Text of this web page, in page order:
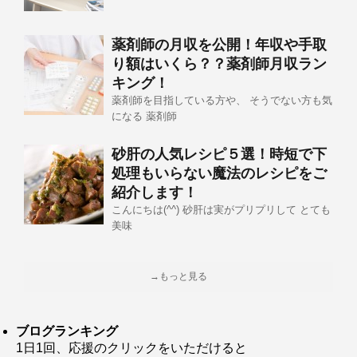
薬剤師の月収を公開！年収や手取
り額はいくら？？薬剤師月収ラン
キング！
薬剤師を目指している方や、 そうでない方も気
になる 薬剤師
砂肝の人気レシピ５選！時短で下
処理もいらない魔法のレシピをご
紹介します！
こんにちは(^^) 砂肝は実がプリプリして とても
美味
→もっと見る
ブログランキング
1日1回、応援のクリックをいただけると